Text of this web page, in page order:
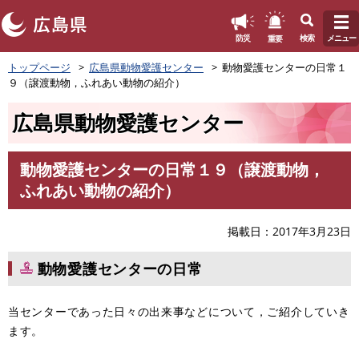
ペ
ー
ジ
防災 重要 検索 メニュー
トップページ 広島県動物愛護センター
動物愛護センターの日常１
９（譲渡動物，ふれあい動物の紹介）
広島県動物愛護センター
動物愛護センターの日常１９（譲渡動物，
ふれあい動物の紹介）
掲載日 2017年3月23日
動物愛護センターの日常
当センターであった日々の出来事などについて，ご紹介していき
ます。